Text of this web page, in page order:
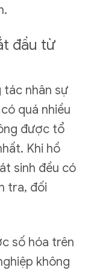
đầu từ
tác nhân sự
quá nhiều
được tổ
Khi hồ
sinh đều có
tra, đối
số hóa trên
không